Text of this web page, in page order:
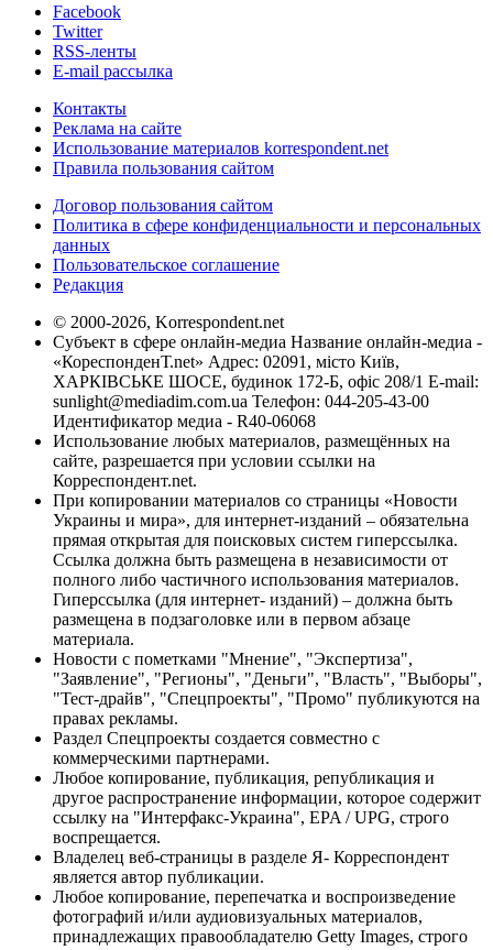
Facebook
Twitter
RSS-ленты
E-mail рассылка
Контакты
Реклама на сайте
Использование материалов korrespondent.net
Правила пользования сайтом
Договор пользования сайтом
Политика в сфере конфиденциальности и персональных
данных
Пользовательское соглашение
Редакция
© 2000-2026, Korrespondent.net
Субъект в сфере онлайн-медиа Название онлайн-медиа -
«КореспонденТ.net» Адрес: 02091, місто Київ,
ХАРКІВСЬКЕ ШОСЕ, будинок 172-Б, офіс 208/1 E-mail:
sunlight@mediadim.com.ua Телефон: 044-205-43-00
Идентификатор медиа - R40-06068
Использование любых материалов, размещённых на
сайте, разрешается при условии ссылки на
Корреспондент.net.
При копировании материалов со страницы «Новости
Украины и мира», для интернет-изданий – обязательна
прямая открытая для поисковых систем гиперссылка.
Ссылка должна быть размещена в независимости от
полного либо частичного использования материалов.
Гиперссылка (для интернет- изданий) – должна быть
размещена в подзаголовке или в первом абзаце
материала.
Новости с пометками "Мнение", "Экспертиза",
"Заявление", "Регионы", "Деньги", "Власть", "Выборы",
"Тест-драйв", "Спецпроекты", "Промо" публикуются на
правах рекламы.
Раздел Спецпроекты создается совместно с
коммерческими партнерами.
Любое копирование, публикация, републикация и
другое распространение информации, которое содержит
ссылку на "Интерфакс-Украина", EPA / UPG, строго
воспрещается.
Владелец веб-страницы в разделе Я- Корреспондент
является автор публикации.
Любое копирование, перепечатка и воспроизведение
фотографий и/или аудиовизуальных материалов,
принадлежащих правообладателю Getty Images, строго